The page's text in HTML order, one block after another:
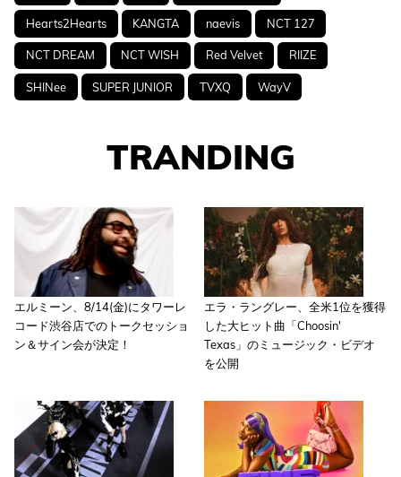
Hearts2Hearts KANGTA naevis NCT 127
NCT DREAM NCT WISH Red Velvet RIIZE
SHINee SUPER JUNIOR TVXQ WayV
TRANDING
エルミーン、8/14(金)にタワーレ
コード渋谷店でのトークセッショ
ン＆サイン会が決定！
エラ・ラングレー、全米1位を獲得
した大ヒット曲「Choosin'
Texas」のミュージック・ビデオ
を公開